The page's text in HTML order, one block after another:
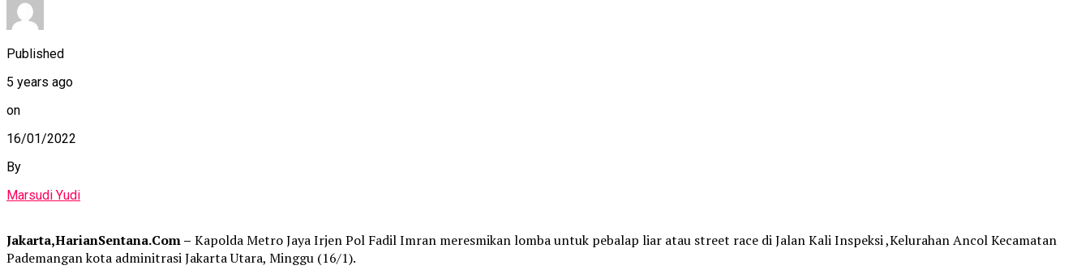
Published
5 years ago
on
16/01/2022
By
Marsudi Yudi
Jakarta,HarianSentana.Com – Kapolda Metro Jaya Irjen Pol Fadil Imran meresmikan lomba untuk pebalap liar atau street race di Jalan Kali Inspeksi ,Kelurahan Ancol Kecamatan
Pademangan kota adminitrasi Jakarta Utara, Minggu (16/1).